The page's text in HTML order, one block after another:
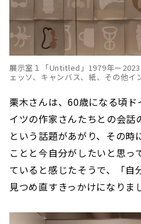
展示室１「Untitled」1979年ー
ェッソ、キャンバス、紙、その他イ
栗木さんは、60歳になる頃
イツの作家さんたちとの会話
という話題があがり、その時
ことと今自分がしたいと思っ
ていると感じたそうで、「自
見つめ直すきっかけになりま